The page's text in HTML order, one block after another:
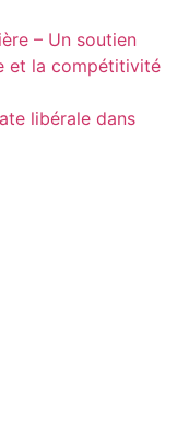
– Un soutien
et la compétitivité
libérale dans